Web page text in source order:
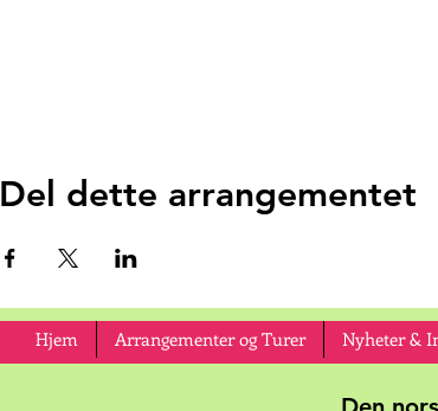
Del dette arrangementet
Hjem Arrangementer og Turer Nyheter &